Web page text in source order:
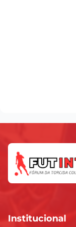
Institucional